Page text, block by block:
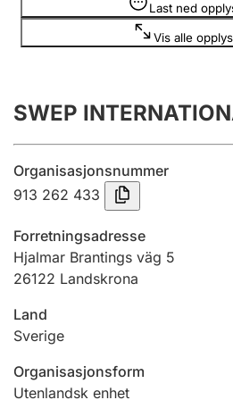
Innsending og
Tinglysing
Jeger
Ektepaktveileder
Last ned
Vis alle
SWEP
Organisasjonsnummer
913 262 433
Forretningsadresse
Hjalmar Brantings väg 5
26122 Landskrona
Land
Sverige
Organisasjonsform
Utenlandsk enhet